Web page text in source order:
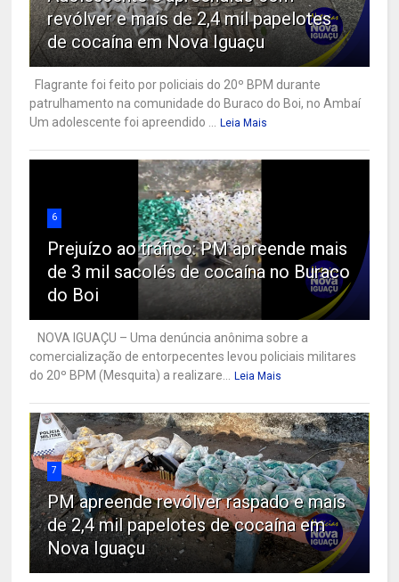
revólver e mais de 2,4 mil papelotes
de cocaína em Nova Iguaçu
Flagrante foi feito por policiais do 20º BPM durante
patrulhamento na comunidade do Buraco do Boi, no Ambaí
Um adolescente foi apreendido ...
Leia Mais
6
Prejuízo ao tráfico: PM apreende mais
de 3 mil sacolés de cocaína no Buraco
do Boi
NOVA IGUAÇU – Uma denúncia anônima sobre a
comercialização de entorpecentes levou policiais militares
do 20º BPM (Mesquita) a realizare...
Leia Mais
7
PM apreende revólver raspado e mais
de 2,4 mil papelotes de cocaína em
Nova Iguaçu